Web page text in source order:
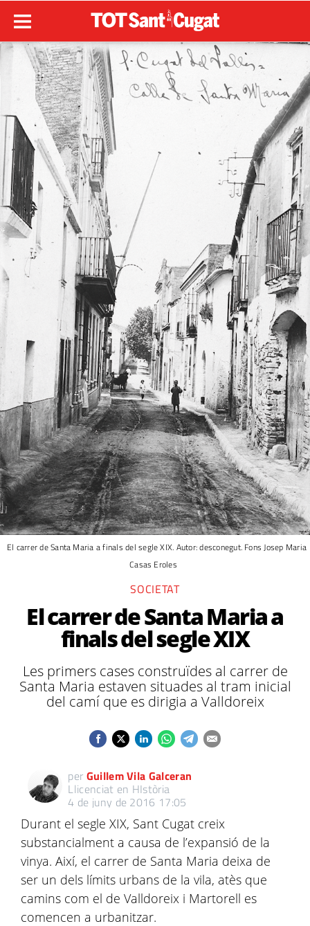
El carrer de Santa Maria a finals del segle XIX. Autor: desconegut. Fons Josep Maria
Casas Eroles
SOCIETAT
El carrer de Santa Maria a
finals del segle XIX
Les primers cases construïdes al carrer de
Santa Maria estaven situades al tram inicial
del camí que es dirigia a Valldoreix
per Guillem Vila Galceran
Llicenciat en HIstòria
4 de juny de 2016 17:05
Durant el segle XIX, Sant Cugat creix
substancialment a causa de l’expansió de la
vinya. Així, el carrer de Santa Maria deixa de
ser un dels límits urbans de la vila, atès que
camins com el de Valldoreix i Martorell es
comencen a urbanitzar.